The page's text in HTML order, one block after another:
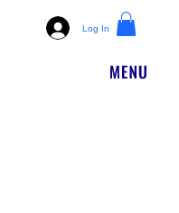
Log In